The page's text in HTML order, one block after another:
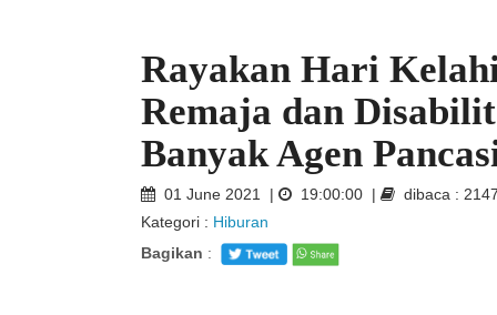
Rayakan Hari
Remaja dan
Banyak Agen
01 June 2021 | 19:00:00 |
dibaca :
Kategori : Hiburan
Bagikan :